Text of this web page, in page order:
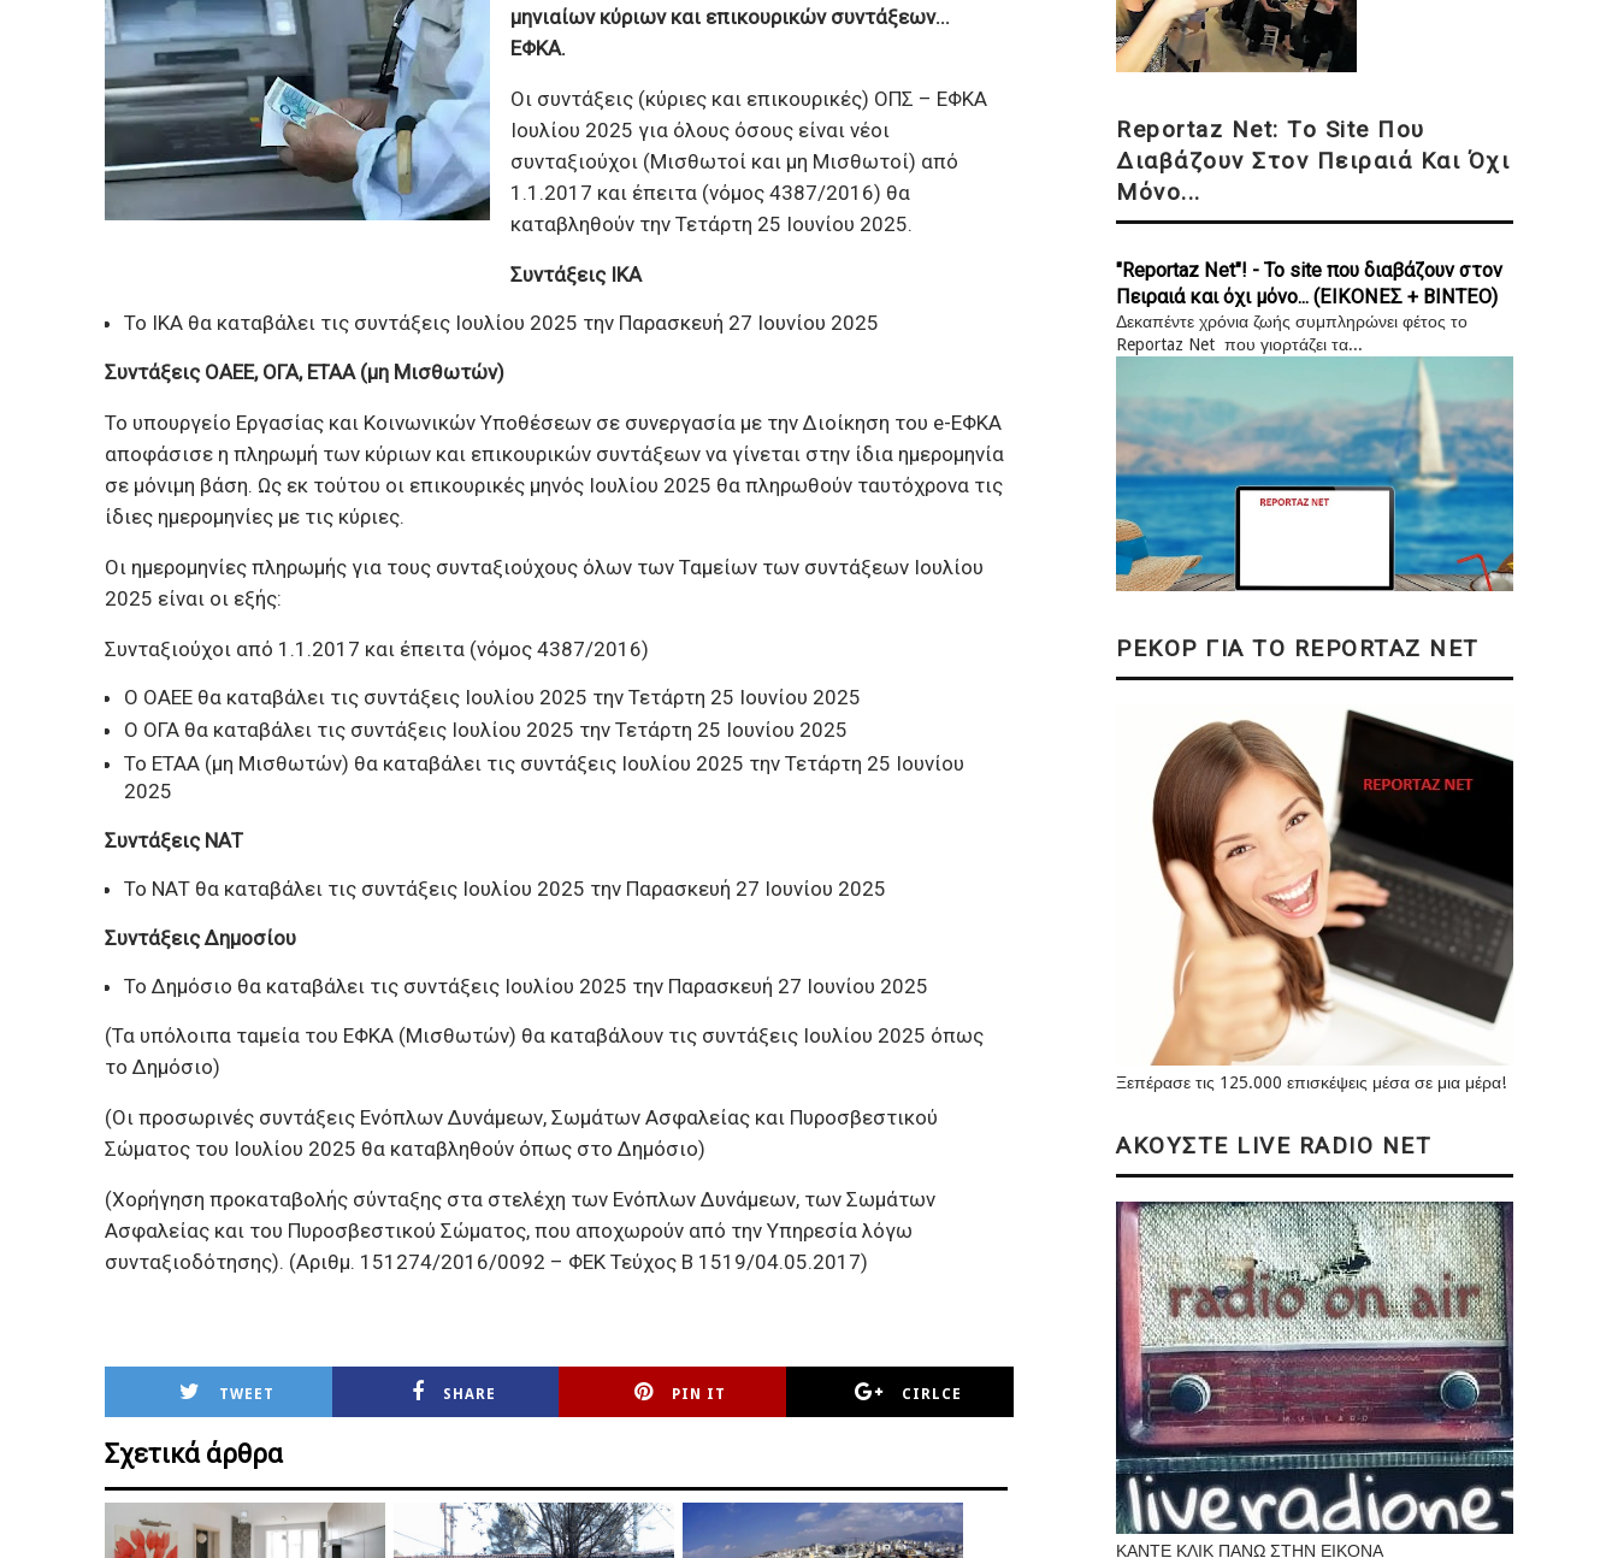
μηνιαίων κύριων και επικουρικών συντάξεων...
ΕΦΚΑ.
Οι συντάξεις (κύριες και επικουρικές) ΟΠΣ – ΕΦΚΑ
Ιουλίου 2025 για όλους όσους είναι νέοι
συνταξιούχοι (Μισθωτοί και μη Μισθωτοί) από
1.1.2017 και έπειτα (νόμος 4387/2016) θα
καταβληθούν την Τετάρτη 25 Ιουνίου 2025.
Συντάξεις ΙΚΑ
Το ΙΚΑ θα καταβάλει τις συντάξεις Ιουλίου 2025 την Παρασκευή 27 Ιουνίου 2025
Συντάξεις ΟΑΕΕ, ΟΓΑ, ΕΤΑΑ (μη Μισθωτών)
Το υπουργείο Εργασίας και Κοινωνικών Υποθέσεων σε συνεργασία με την Διοίκηση του e-ΕΦΚΑ
αποφάσισε η πληρωμή των κύριων και επικουρικών συντάξεων να γίνεται στην ίδια ημερομηνία
σε μόνιμη βάση. Ως εκ τούτου οι επικουρικές μηνός Ιουλίου 2025 θα πληρωθούν ταυτόχρονα τις
ίδιες ημερομηνίες με τις κύριες.
Οι ημερομηνίες πληρωμής για τους συνταξιούχους όλων των Ταμείων των συντάξεων Ιουλίου
2025 είναι οι εξής:
Συνταξιούχοι από 1.1.2017 και έπειτα (νόμος 4387/2016)
Ο ΟΑΕΕ θα καταβάλει τις συντάξεις Ιουλίου 2025 την Τετάρτη 25 Ιουνίου 2025
Ο ΟΓΑ θα καταβάλει τις συντάξεις Ιουλίου 2025 την Τετάρτη 25 Ιουνίου 2025
Το ΕΤΑΑ (μη Μισθωτών) θα καταβάλει τις συντάξεις Ιουλίου 2025 την Τετάρτη 25 Ιουνίου
2025
Συντάξεις ΝΑΤ
Το ΝΑΤ θα καταβάλει τις συντάξεις Ιουλίου 2025 την Παρασκευή 27 Ιουνίου 2025
Συντάξεις Δημοσίου
Το Δημόσιο θα καταβάλει τις συντάξεις Ιουλίου 2025 την Παρασκευή 27 Ιουνίου 2025
(Τα υπόλοιπα ταμεία του ΕΦΚΑ (Μισθωτών) θα καταβάλουν τις συντάξεις Ιουλίου 2025 όπως
το Δημόσιο)
(Οι προσωρινές συντάξεις Ενόπλων Δυνάμεων, Σωμάτων Ασφαλείας και Πυροσβεστικού
Σώματος του Ιουλίου 2025 θα καταβληθούν όπως στο Δημόσιο)
(Χορήγηση προκαταβολής σύνταξης στα στελέχη των Ενόπλων Δυνάμεων, των Σωμάτων
Ασφαλείας και του Πυροσβεστικού Σώματος, που αποχωρούν από την Υπηρεσία λόγω
συνταξιοδότησης). (Αριθμ. 151274/2016/0092 – ΦΕΚ Τεύχος Β 1519/04.05.2017)
TWEET SHARE PIN IT CIRLCE
Σχετικά άρθρα
Reportaz Net: Το Site Που
Διαβάζουν Στον Πειραιά Και Όχι
Μόνο...
"Reportaz Net"! - Το site που διαβάζουν στον
Πειραιά και όχι μόνο... (ΕΙΚΟΝΕΣ + ΒΙΝΤΕΟ)
Δεκαπέντε χρόνια ζωής συμπληρώνει φέτος το
Reportaz Net που γιορτάζει τα...
ΡΕΚΟΡ ΓΙΑ ΤΟ REPORTAZ NET
Ξεπέρασε τις 125.000 επισκέψεις μέσα σε μια μέρα!
ΑΚΟΥΣΤΕ LIVE RADIO NET
ΚΑΝΤΕ ΚΛΙΚ ΠΑΝΩ ΣΤΗΝ ΕΙΚΟΝΑ